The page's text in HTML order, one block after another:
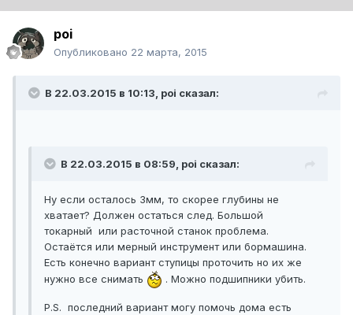
poi
Опубликовано 22 марта, 2015
В 22.03.2015 в 10:13, poi сказал:
В 22.03.2015 в 08:59, poi сказал:
Ну если осталось 3мм, то скорее глубины не
хватает? Должен остаться след. Большой
токарный или расточной станок проблема.
Остаётся или мерный инструмент или бормашина.
Есть конечно вариант ступицы проточить но их же
нужно все снимать
. Можно подшипники убить.
P.S. последний вариант могу помочь дома есть